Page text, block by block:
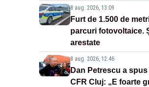
8 aug. 2026, 13:09
Furt de 1.500 de
parcuri fotovoltaice.
arestate
8 aug. 2026, 12:46
Dan Petrescu a
CFR Cluj: „E foarte